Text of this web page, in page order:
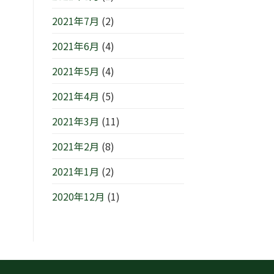
2021年7月 (2)
2021年6月 (4)
2021年5月 (4)
2021年4月 (5)
2021年3月 (11)
2021年2月 (8)
2021年1月 (2)
2020年12月 (1)